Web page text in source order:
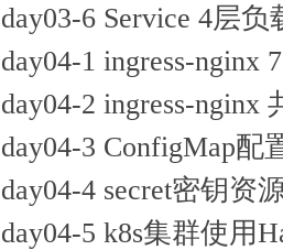
day03-6 Service 4层负
day04-1 ingress-nginx
day04-2 ingress-nginx
day04-3 ConfigMap配
day04-4 secret密钥资
day04-5 k8s集群使用